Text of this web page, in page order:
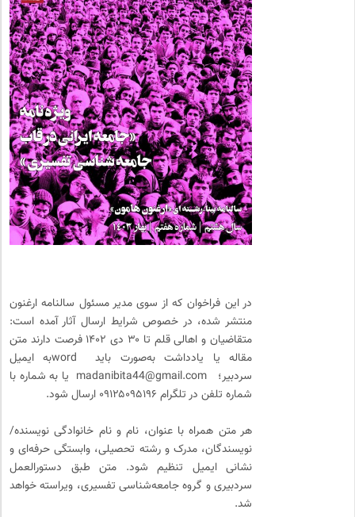
در این فراخوان که از سوی مدیر مسئول سالنامه ارغنون
منتشر شده، در خصوص شرایط ارسال آثار آمده است:
متقاضیان و اهالی قلم تا ۳۰ دی ۱۴۰۲ فرصت دارند متن
مقاله یا یادداشت به‌صورت باید wordبه ایمیل
سردبیر؛ madanibita44@gmail.com یا به شماره با
شماره تلفن در تلگرام ۰۹۱۲۵۰۹۵۱۹۶ ارسال شود.
هر متن همراه با عنوان، نام و نام خانوادگی نویسنده/
نویسندگان، مدرک و رشته تحصیلی، وابستگی حرفه‌ای و
نشانی ایمیل تنظیم شود. متن طبق دستورالعمل
سردبیری و گروه جامعه‌شناسی تفسیری، ویراسته خواهد
شد.